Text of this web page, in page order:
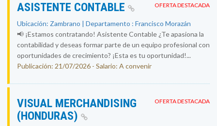
OFERTA DESTACADA
ASISTENTE CONTABLE
Ubicación: Zambrano | Departamento : Francisco Morazán
📢 ¡Estamos contratando! Asistente Contable ¿Te apasiona la
contabilidad y deseas formar parte de un equipo profesional con
oportunidades de crecimiento? ¡Esta es tu oportunidad!...
Publicación: 21/07/2026 - Salario: A convenir
OFERTA DESTACADA
VISUAL MERCHANDISING
(HONDURAS)